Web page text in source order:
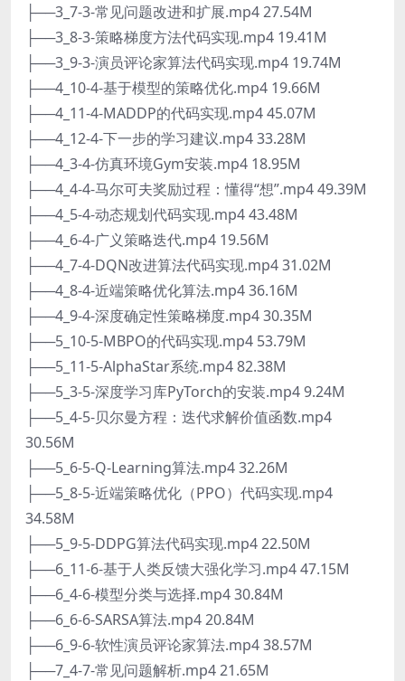
├──3_7-3-常见问题改进和扩展.mp4 27.54M
├──3_8-3-策略梯度方法代码实现.mp4 19.41M
├──3_9-3-演员评论家算法代码实现.mp4 19.74M
├──4_10-4-基于模型的策略优化.mp4 19.66M
├──4_11-4-MADDP的代码实现.mp4 45.07M
├──4_12-4-下一步的学习建议.mp4 33.28M
├──4_3-4-仿真环境Gym安装.mp4 18.95M
├──4_4-4-马尔可夫奖励过程：懂得“想”.mp4 49.39M
├──4_5-4-动态规划代码实现.mp4 43.48M
├──4_6-4-广义策略迭代.mp4 19.56M
├──4_7-4-DQN改进算法代码实现.mp4 31.02M
├──4_8-4-近端策略优化算法.mp4 36.16M
├──4_9-4-深度确定性策略梯度.mp4 30.35M
├──5_10-5-MBPO的代码实现.mp4 53.79M
├──5_11-5-AlphaStar系统.mp4 82.38M
├──5_3-5-深度学习库PyTorch的安装.mp4 9.24M
├──5_4-5-贝尔曼方程：迭代求解价值函数.mp4
30.56M
├──5_6-5-Q-Learning算法.mp4 32.26M
├──5_8-5-近端策略优化（PPO）代码实现.mp4
34.58M
├──5_9-5-DDPG算法代码实现.mp4 22.50M
├──6_11-6-基于人类反馈大强化学习.mp4 47.15M
├──6_4-6-模型分类与选择.mp4 30.84M
├──6_6-6-SARSA算法.mp4 20.84M
├──6_9-6-软性演员评论家算法.mp4 38.57M
├──7_4-7-常见问题解析.mp4 21.65M